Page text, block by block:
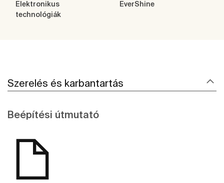
Elektronikus
technológiák
EverShine
Szerelés és karbantartás
Beépítési útmutató